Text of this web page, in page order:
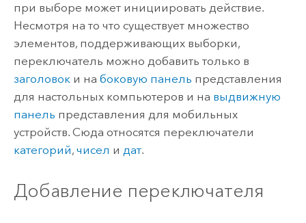
при выборе может инициировать действие.
Несмотря на то что существует множество
элементов, поддерживающих выборки,
переключатель можно добавить только в
заголовоки на боковую панель представления
для настольных компьютеров и на выдвижную
панель представления для мобильных
устройств. Сюда относятся переключатели
категорий, чисел и дат.
Добавление переключателя